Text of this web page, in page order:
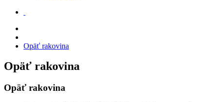
Opäť rakovina
Opäť rakovina
Opäť rakovina